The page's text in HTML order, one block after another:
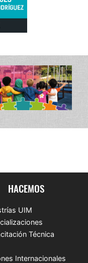
HACEMOS
UIM
Técnica
Internacionales